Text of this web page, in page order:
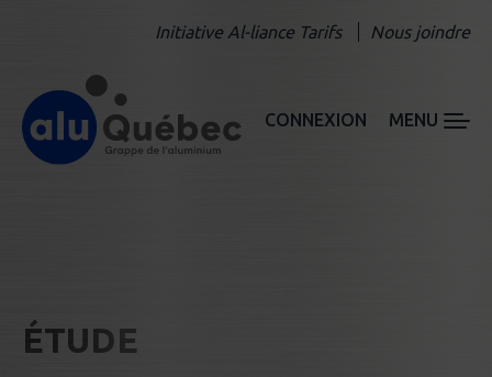
Initiative Al-liance Tarifs Nous joindre
CONNEXION MENU
ÉTUDE